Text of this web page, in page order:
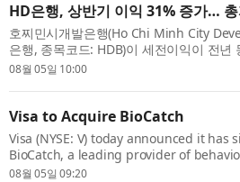
HD은행, 상반기 이익 31% 증가…
호찌민시개발은행(Ho Chi Minh City
은행, 종목코드: HDB)이 세전이익이 전
만달러)을 기록하는 등 견조한 실적을 거
08월 05일 10:00
Visa to Acquire BioCatch
Visa (NYSE: V) today announced it
BioCatch, a leading provider of
funds advised by Permira and other
08월 05일 09:20